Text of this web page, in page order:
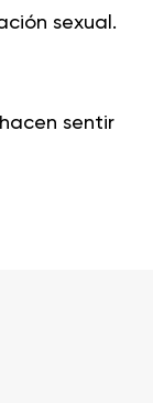
sexual.
sentir